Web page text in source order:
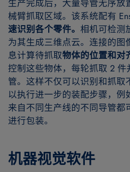
生产完成后，大量导管无序放
械臂抓取区域。该系统配有
速识别各个零件。 相机可检测
为其生成三维点云。连接的图
息计算待抓取物体的位置和对
控制这些物体，每轮抓取 2
管。这样不仅可以识别和抓取
以执行进一步的装配步骤，例
来自不同生产线的不同导管都
进行包装。
机器视觉软件